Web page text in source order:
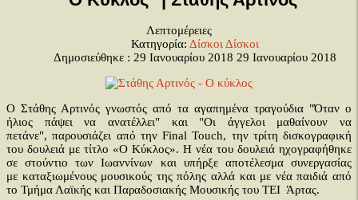
Λεπτομέρειες
Κατηγορία: Δίσκοι Δίσκοι
Δημοσιεύθηκε : 29 Ιανουαρίου 2018 29 Ιανουαρίου 2018
Ο Στάθης Αρτινός γνωστός από τα αγαπημένα τραγούδια "Όταν ο
ήλιος πάψει να ανατέλλει" και "Οι άγγελοι μαθαίνουν να
πετάνε", παρουσιάζει από την Final Touch, την τρίτη δισκογραφική
του δουλειά με τίτλο «Ο Κύκλος». Η νέα του δουλειά ηχογραφήθηκε
σε στούντιο των Ιωαννίνων και υπήρξε αποτέλεσμα συνεργασίας
με καταξιωμένους μουσικούς της πόλης αλλά και με νέα παιδιά από
το Τμήμα Λαϊκής και Παραδοσιακής Μουσικής του ΤΕΙ Άρτας.